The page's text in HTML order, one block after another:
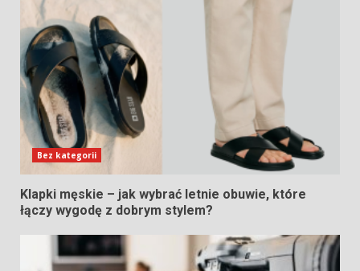
Bez kategorii
Klapki męskie – jak wybrać letnie obuwie, które
łączy wygodę z dobrym stylem?